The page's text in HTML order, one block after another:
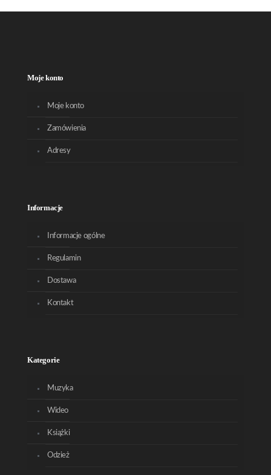
Moje konto
Moje konto
Zamówienia
Adresy
Informacje
Informacje ogólne
Regulamin
Dostawa
Kontakt
Kategorie
Muzyka
Wideo
Książki
Odzież